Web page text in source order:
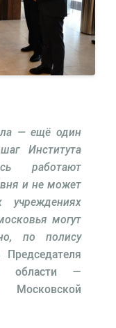
— ещё один
Института
работают
и не может
могут
по полису
области —
Московской